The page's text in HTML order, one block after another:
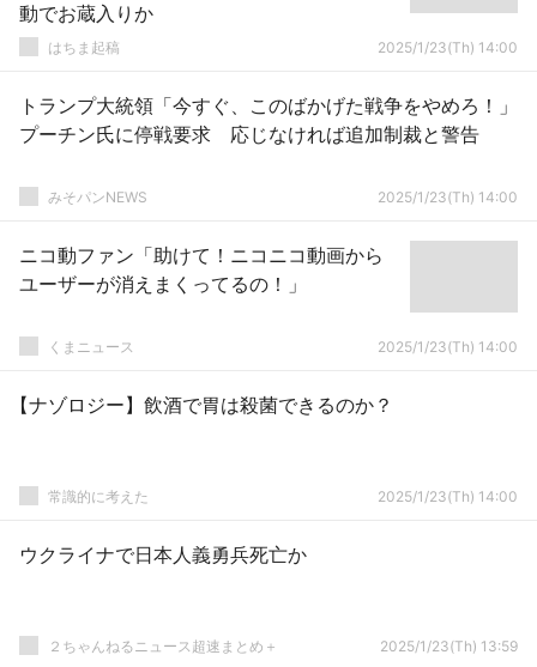
動でお蔵入りか
はちま起稿 2025/1/23(Th) 14:00
トランプ大統領「今すぐ、このばかげた戦争をやめろ！」
プーチン氏に停戦要求 応じなければ追加制裁と警告
みそパンNEWS 2025/1/23(Th) 14:00
ニコ動ファン「助けて！ニコニコ動画から
ユーザーが消えまくってるの！」
くまニュース 2025/1/23(Th) 14:00
【ナゾロジー】飲酒で胃は殺菌できるのか？
常識的に考えた 2025/1/23(Th) 14:00
ウクライナで日本人義勇兵死亡か
２ちゃんねるニュース超速まとめ＋ 2025/1/23(Th) 13:59